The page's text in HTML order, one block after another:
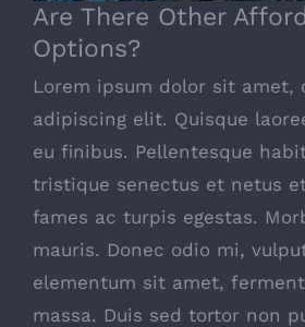
Are There Other
Options?
Lorem ipsum dolor sit amet,
adipiscing elit. Quisque
eu finibus. Pellentesque
tristique senectus et netus
fames ac turpis egestas.
mauris. Donec odio mi,
elementum sit amet,
massa. Duis sed tortor non